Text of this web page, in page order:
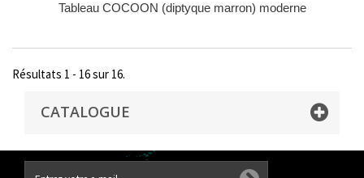
Tableau COCOON (diptyque marron) moderne
Résultats 1 - 16 sur 16.
CATALOGUE